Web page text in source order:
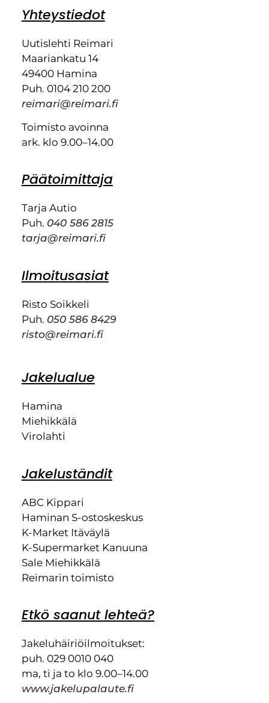
Yhteystiedot
Uutislehti Reimari
Maariankatu 14
49400 Hamina
Puh. 0104 210 200
reimari@reimari.fi
Toimisto avoinna
ark. klo 9.00–14.00
Päätoimittaja
Tarja Autio
Puh. 040 586 2815
tarja@reimari.fi
Ilmoitusasiat
Risto Soikkeli
Puh. 050 586 8429
risto@reimari.fi
Jakelualue
Hamina
Miehikkälä
Virolahti
Jakeluständit
ABC Kippari
Haminan S-ostoskeskus
K-Market Itäväylä
K-Supermarket Kanuuna
Sale Miehikkälä
Reimarin toimisto
Etkö saanut lehteä?
Jakeluhäiriöilmoitukset:
puh. 029 0010 040
ma, ti ja to klo 9.00–14.00
www.jakelupalaute.fi